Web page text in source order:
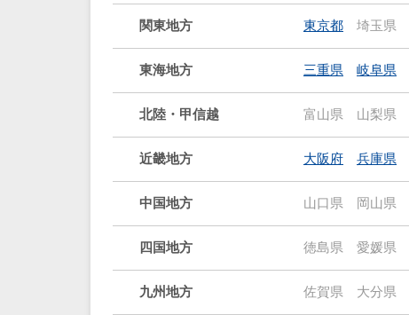
関東地方 東京都 埼玉県
東海地方 三重県 岐阜県
北陸・甲信越 富山県 山梨県
近畿地方 大阪府 兵庫県
中国地方 山口県 岡山県
四国地方 徳島県 愛媛県
九州地方 佐賀県 大分県